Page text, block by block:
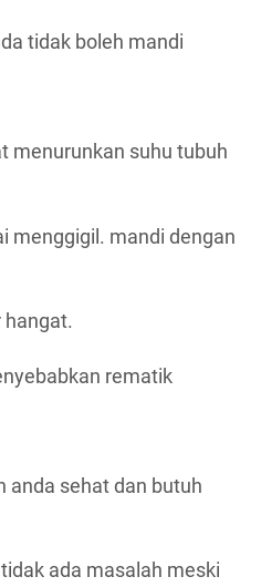
tidak boleh mandi
menurunkan suhu tubuh
menggigil. mandi dengan
hangat.
rematik
anda sehat dan butuh
ada masalah meski